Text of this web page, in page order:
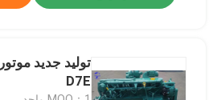
موتور کامینز
تولید جدید
D7E